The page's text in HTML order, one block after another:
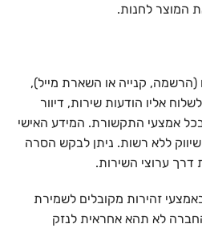
המוצר לחנות.
קנייה או השארת מייל),
אליו הודעות שירות, דיוור
בכל אמצעי התקשורת. המידע האישי
ללא רשות. ניתן לבקש הסרה
ערוצי השירות.
זהירות מקובלים לשמירת
לא תהא אחראית לנזק